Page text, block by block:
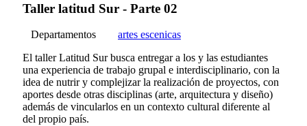
Taller latitud Sur - Parte 02
Departamentos
artes escenicas
El taller Latitud Sur busca entregar a los y las estudiantes
una experiencia de trabajo grupal e interdisciplinario, con la
idea de nutrir y complejizar la realización de proyectos, con
aportes desde otras disciplinas (arte, arquitectura y diseño)
además de vincularlos en un contexto cultural diferente al
del propio país.